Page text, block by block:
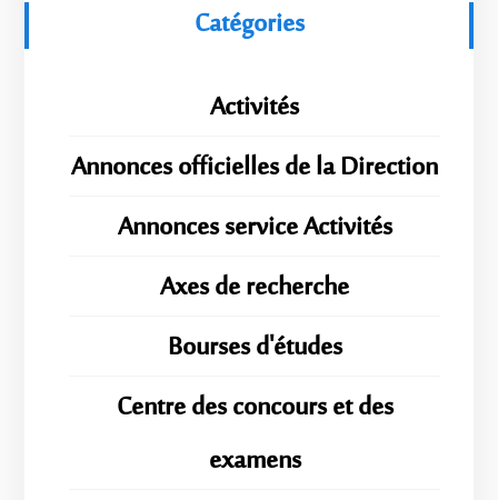
Catégories
Activités
Annonces officielles de la Direction
Annonces service Activités
Axes de recherche
Bourses d'études
Centre des concours et des
examens